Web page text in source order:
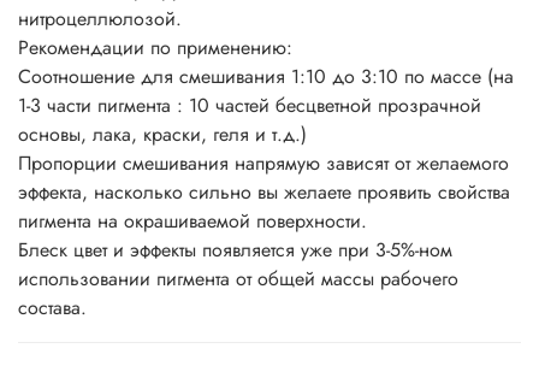
нитроцеллюлозой.
Рекомендации по применению:
Соотношение для смешивания 1:10 до 3:10 по массе (на
1-3 части пигмента : 10 частей бесцветной прозрачной
основы, лака, краски, геля и т.д.)
Пропорции смешивания напрямую зависят от желаемого
эффекта, насколько сильно вы желаете проявить свойства
пигмента на окрашиваемой поверхности.
Блеск цвет и эффекты появляется уже при 3-5%-ном
использовании пигмента от общей массы рабочего
состава.